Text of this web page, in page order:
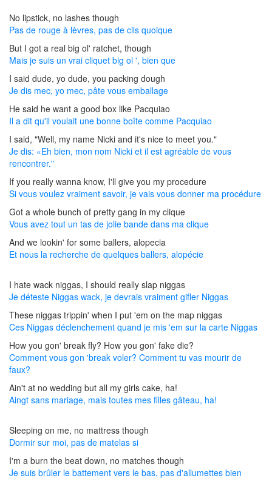
No lipstick, no lashes though
Pas de rouge à lèvres, pas de cils quoique
But I got a real big ol' ratchet, though
Mais je suis un vrai cliquet big ol ', bien que
I said dude, yo dude, you packing dough
Je dis mec, yo mec, pâte vous emballage
He said he want a good box like Pacquiao
Il a dit qu'il voulait une bonne boîte comme Pacquiao
I said, "Well, my name Nicki and it's nice to meet you."
Je dis: «Eh bien, mon nom Nicki et il est agréable de vous
rencontrer."
If you really wanna know, I'll give you my procedure
Si vous voulez vraiment savoir, je vais vous donner ma procédure
Got a whole bunch of pretty gang in my clique
Vous avez tout un tas de jolie bande dans ma clique
And we lookin' for some ballers, alopecia
Et nous la recherche de quelques ballers, alopécie
I hate wack niggas, I should really slap niggas
Je déteste Niggas wack, je devrais vraiment gifler Niggas
These niggas trippin' when I put 'em on the map niggas
Ces Niggas déclenchement quand je mis 'em sur la carte Niggas
How you gon' break fly? How you gon' fake die?
Comment vous gon 'break voler? Comment tu vas mourir de
faux?
Ain't at no wedding but all my girls cake, ha!
Aingt sans mariage, mais toutes mes filles gâteau, ha!
Sleeping on me, no mattress though
Dormir sur moi, pas de matelas si
I'm a burn the beat down, no matches though
Je suis brûler le battement vers le bas, pas d'allumettes bien